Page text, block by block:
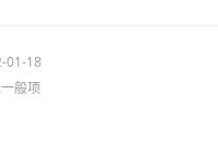
01-18
般项